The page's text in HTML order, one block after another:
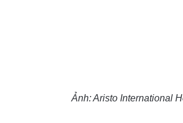
Ảnh: Aristo International